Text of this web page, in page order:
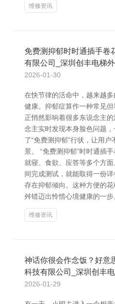
维修资讯
免费测抑郁时时通插手卷
有限公司_深圳创丰电梯
2026-01-30
在快节律的活命中，越来越
健康。抑郁症算作一种常见但
正悄然影响着很多东说念主
念主实时发现本身脸色问题
了“免费测抑郁”行状，让用
景。 “免费测抑郁”时时通插
就寝、食欲、应答等多个方
间完成测试，就能取得一份
存在抑郁倾向。这种方便的
舛错迈出怜惜心境健康的一
维修资讯
神话你很会作念饭？好意
科技有限公司_深圳创丰
2026-01-29